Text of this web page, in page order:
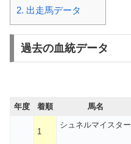
2. 出走馬データ
過去の血統データ
年度 着順 馬名
1
シュネルマイスター